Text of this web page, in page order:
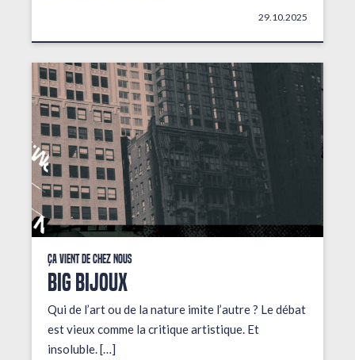
29.10.2025
Ça vient de chez nous
BIG BIJOUX
Qui de l’art ou de la nature imite l’autre ? Le débat
est vieux comme la critique artistique. Et
insoluble. […]